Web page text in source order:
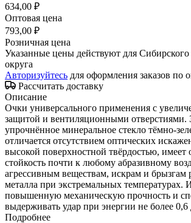
634,00 ₽
Оптовая цена
793,00 ₽
Розничная цена
Указанные цены действуют для Сибирского
округа
Авторизуйтесь для оформления заказов по
Рассчитать доставку
Описание
Очки универсального применения с
защитой и вентиляционными отверстиями.
упрочнённое минеральное стекло тёмно-
отличается отсутствием оптических
высокой поверхностной твёрдостью, имеет
стойкость почти к любому абразивному
агрессивным веществам, искрам и брызгам
металла при экстремальных температурах.
повышенную механическую прочность и
выдерживать удар при энергии не более
Подробнее